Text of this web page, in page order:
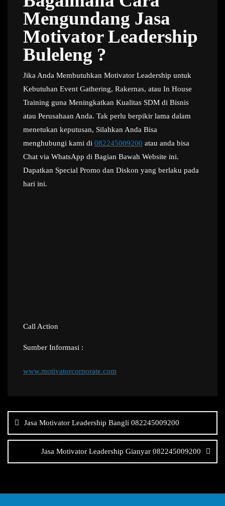
Mengundang Jasa
Motivator Leadership
Buleleng ?
Jika Anda Membutuhkan Motivator Leadership untuk
Kebutuhan Event Gathering, Rakernas, atau In House
Training guna Meningkatkan Kualitas SDM di Bisnis
atau Perusahaan Anda. Tak perlu berpikir lama dalam
menetukan keputusan, Silahkan Anda Bisa
menghubungi kami di 082245009200 atau anda bisa
Chat via WhatsApp di Bagian Bawah Website ini.
Dapatkan Special Promo dan Diskon yang berlaku pada
hari ini.
Call Action
Sumber Informasi :
www.motivatorcorporate.com
posJasa Motivator Leadership Bangli 082245009200
Jasa Motivator Leadership Gianyar 082245009200